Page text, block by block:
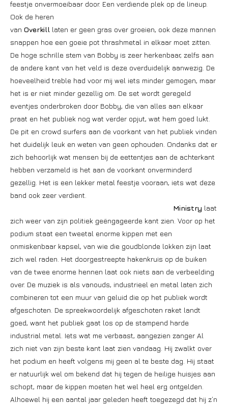
feestje onvermoeibaar door. Een verdiende plek op de lineup.
Ook de heren
van Overkill laten er geen gras over groeien, ook deze mannen
snappen hoe een goeie pot thrashmetal in elkaar moet zitten.
De hoge schrille stem van Bobby is zeer herkenbaar, zelfs aan
de andere kant van het veld is deze overduidelijk aanwezig. De
hoeveelheid treble had voor mij wel iets minder gemogen, maar
het is er niet minder gezellig om. De set wordt geregeld
eventjes onderbroken door Bobby, die van alles aan elkaar
praat en het publiek nog wat verder opjut, wat hem goed lukt.
De pit en crowd surfers aan de voorkant van het publiek vinden
het duidelijk leuk en weten van geen ophouden. Ondanks dat er
zich behoorlijk wat mensen bij de eettentjes aan de achterkant
hebben verzameld is het aan de voorkant onverminderd
gezellig. Het is een lekker metal feestje vooraan, iets wat deze
band ook zeer verdient.
Ministry laat
zich weer van zijn politiek geëngageerde kant zien. Voor op het
podium staat een tweetal enorme kippen met een
onmiskenbaar kapsel, van wie die goudblonde lokken zijn laat
zich wel raden. Het doorgestreepte hakenkruis op de buiken
van de twee enorme hennen laat ook niets aan de verbeelding
over. De muziek is als vanouds, industrieel en metal laten zich
combineren tot een muur van geluid die op het publiek wordt
afgeschoten. De spreekwoordelijk afgeschoten raket landt
goed, want het publiek gaat los op de stampend harde
industrial metal. Iets wat me verbaast, aangezien zanger Al
zich niet van zijn beste kant laat zien vandaag. Hij zwalkt over
het podium en heeft volgens mij geen al te beste dag. Hij staat
er natuurlijk wel om bekend dat hij tegen de heilige huisjes aan
schopt, maar de kippen moeten het wel heel erg ontgelden.
Alhoewel hij een aantal jaar geleden heeft toegezegd dat hij z’n